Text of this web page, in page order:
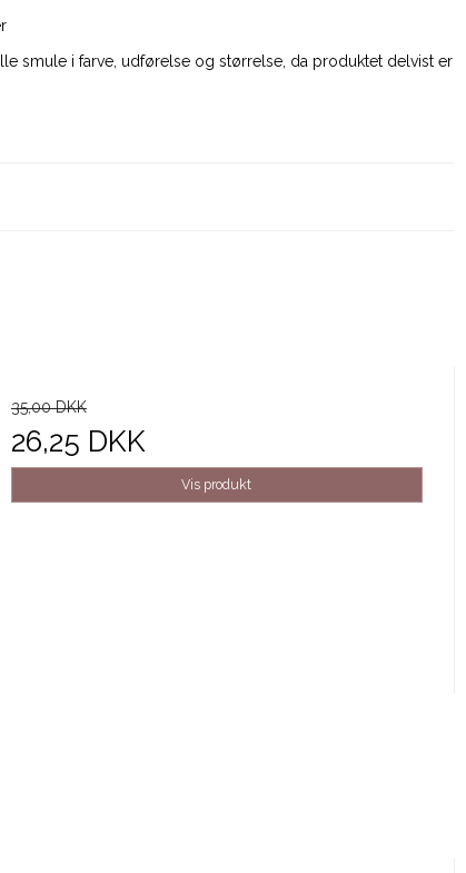
smule i farve, udførelse og størrelse, da produktet delvist er
35,00 DKK
26,25 DKK
Vis produkt